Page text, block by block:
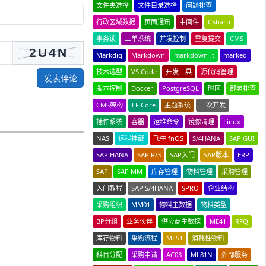
发表评论
文件夹选择 文件目录选择
问题排查
行政区域数据
页面通讯 中间件
CSharp
事务锁
工单系统 并发控制 重复提交
CMS
Markdig
Markdown markdown-it
marked
技术选型
VS Code 开发工具
源代码管理
版本控制
Docker PostgreSQL 时区
部署排查
CMS架构
EF Core 主题系统
二次开发
插件系统
容器 运维命令 镜像清理
Linux
NAS
远程挂载 飞牛 fnOS S/4HANA
SAP GUI
SAP HANA
SAP R/3 SAP入门 SAP版本
ERP
SAP
SAP MM 库存管理 物料管理
采购管理
入门教程
SAP S/4HANA SPRO
企业结构
采购组织
MM01 物料主数据
物料类型
BP分组
业务伙伴 供应商主数据 ME41
RFQ
库存物料
采购流程 ME51
消耗性物料
科目分配
采购申请 AC03 ML81N 外部服务